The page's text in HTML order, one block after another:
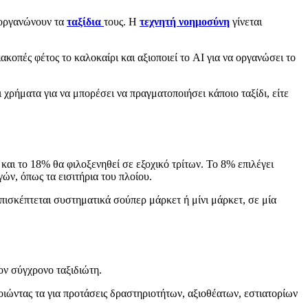
τα ταξίδια τους. Η τεχνητή νοημοσύνη γίνεται
φέτος το καλοκαίρι και αξιοποιεί το AI για να οργανώσει το
για να μπορέσει να πραγματοποιήσει κάποιο ταξίδι, είτε
το 18% θα φιλοξενηθεί σε εξοχικό τρίτων. Το 8% επιλέγει
όπως τα εισιτήρια του πλοίου.
συστηματικά σούπερ μάρκετ ή μίνι μάρκετ, σε μία
σύγχρονο ταξιδιώτη.
τα για προτάσεις δραστηριοτήτων, αξιοθέατων, εστιατορίων